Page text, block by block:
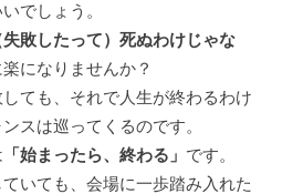
でしょう。
敗したって）死ぬわけじゃな
になりませんか？
ても、それで人生が終わるわけ
スは巡ってくるのです。
「始まったら、終わる」 です。
いても、会場に一歩踏み入れた